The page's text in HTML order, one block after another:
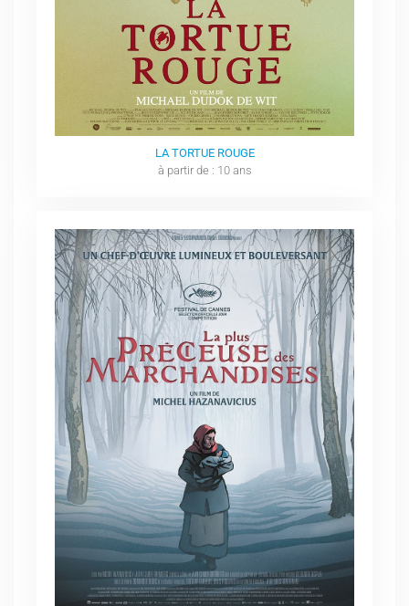
LA TORTUE ROUGE
à partir de : 10 ans